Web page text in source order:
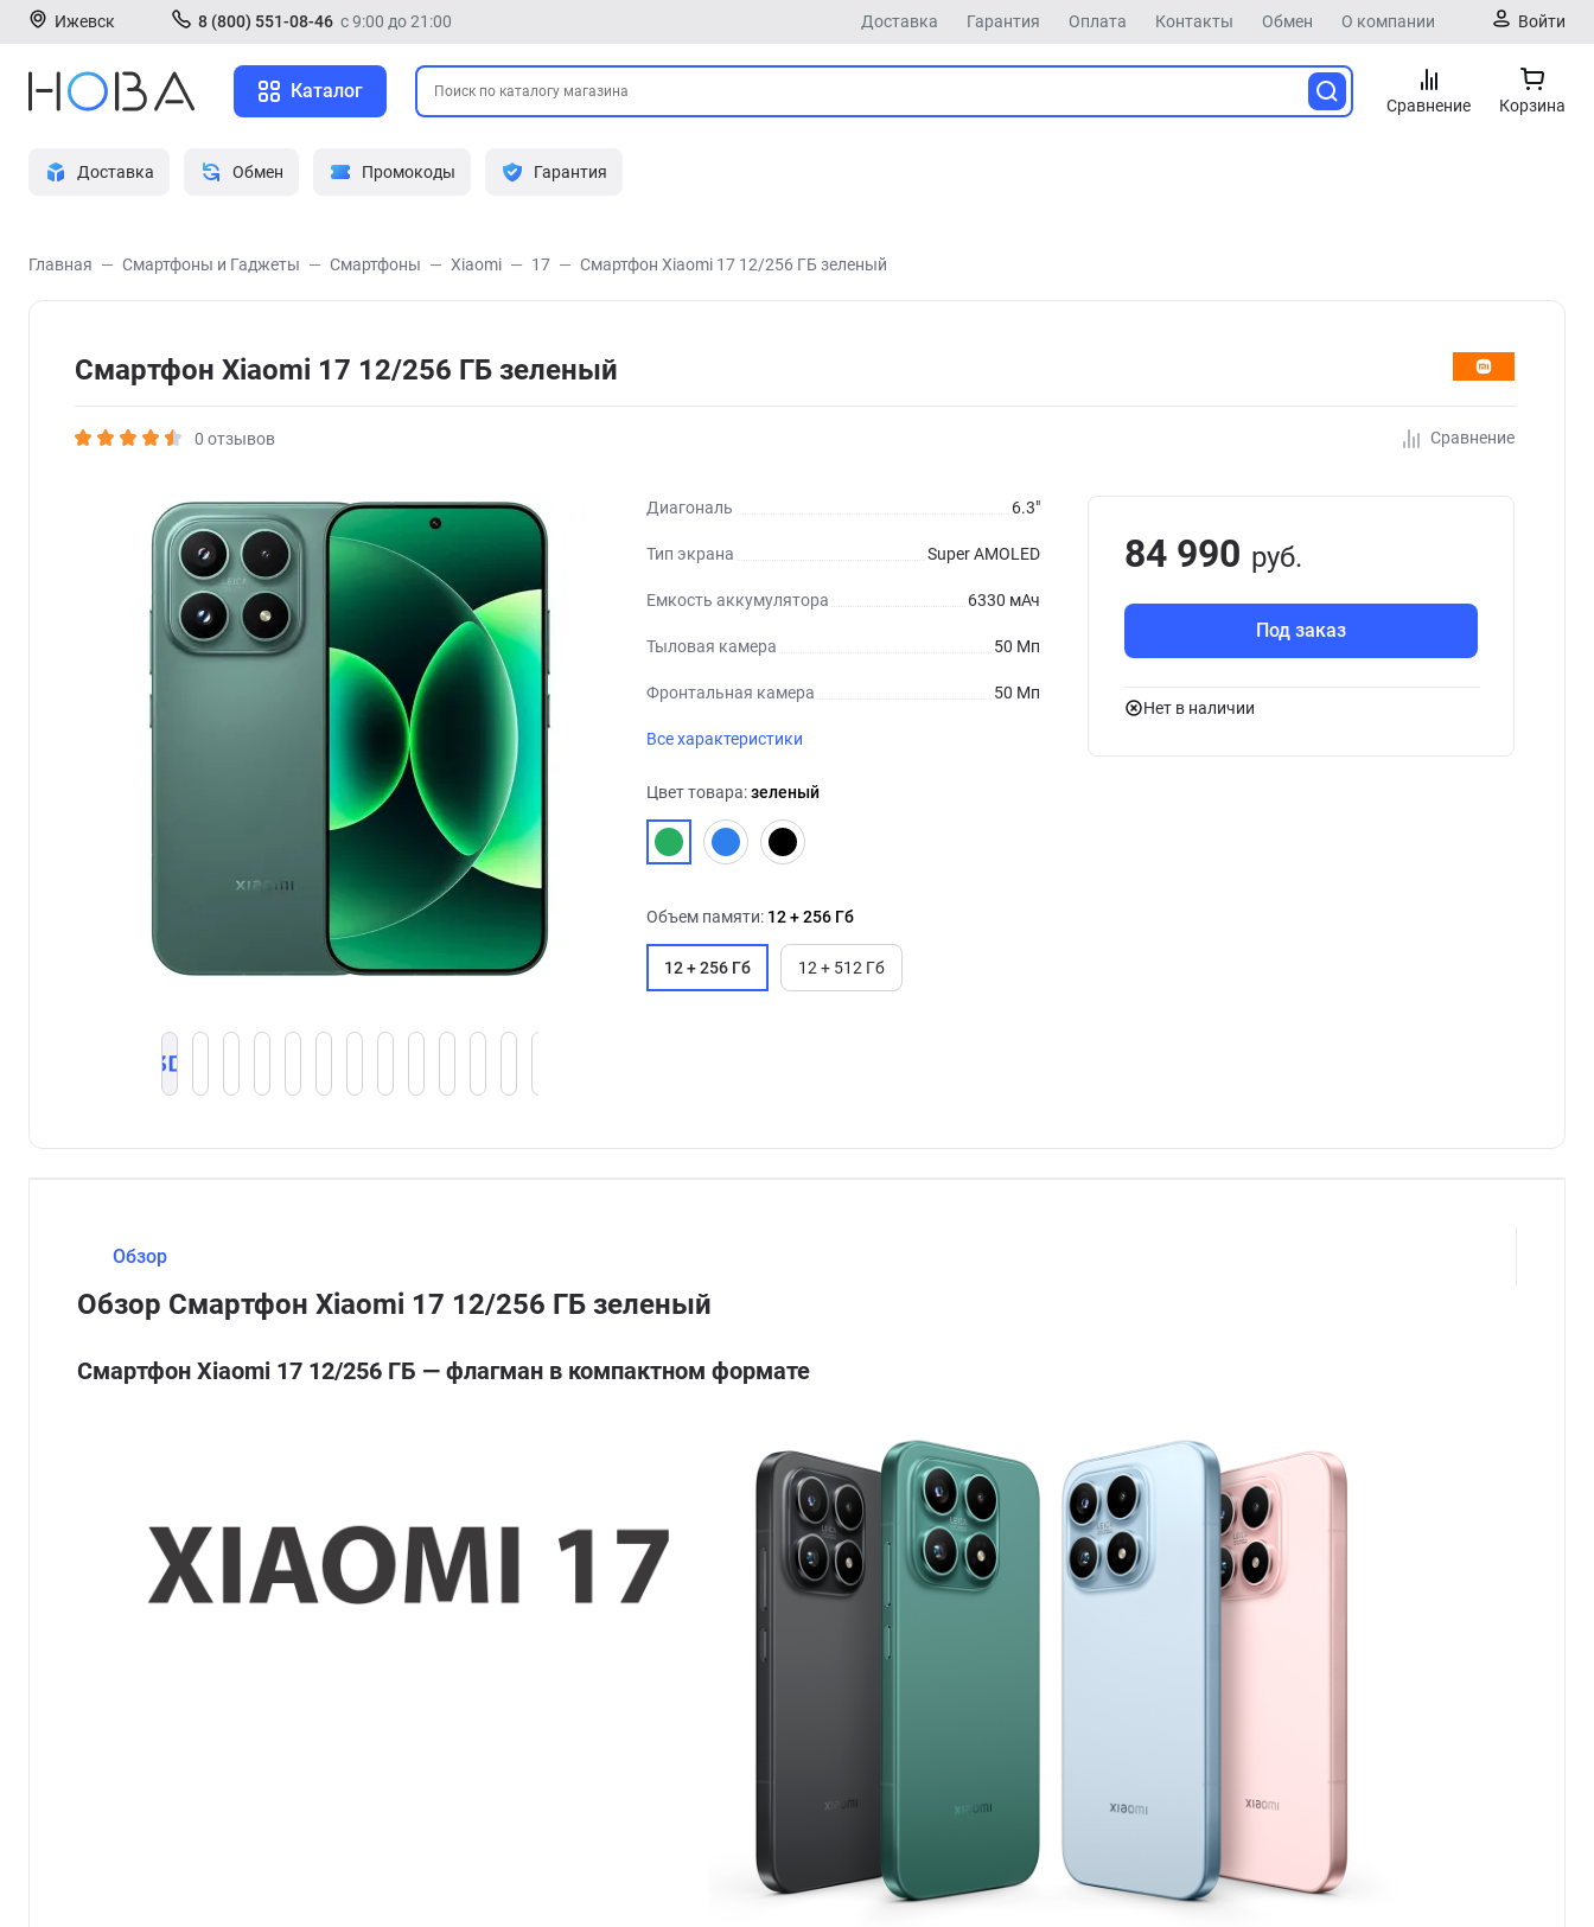
Ижевск 8 (800) 551-08-46 с 9:00 до 21:00 Доставка Гарантия Оплата Контакты Обмен О компании Войти
Каталог
Сравнение Корзина
Доставка Обмен Промокоды Гарантия
Главная Смартфоны и Гаджеты Смартфоны Xiaomi 17 Смартфон Xiaomi 17 12/256 ГБ зеленый
Смартфон Xiaomi 17 12/256 ГБ зеленый
0 отзывов Сравнение
Диагональ 6.3"
Тип экрана Super AMOLED
Емкость аккумулятора 6330 мАч
Тыловая камера 50 Мп
Фронтальная камера 50 Мп
Все характеристики
Цвет товара:зеленый
Объем памяти: 12 + 256 Гб
12 + 256 Гб 12 + 512 Гб
84 990 руб.
Под заказ
Нет в наличии
Обзор
Обзор Смартфон Xiaomi 17 12/256 ГБ зеленый
Смартфон Xiaomi 17 12/256 ГБ — флагман в компактном формате